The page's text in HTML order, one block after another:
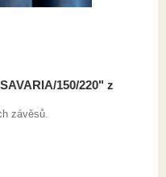
150/220" z
závěsů.